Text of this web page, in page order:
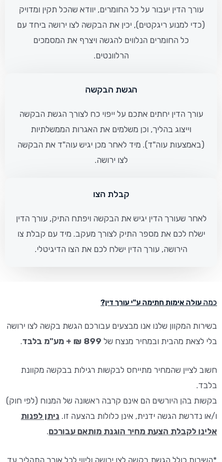
עורך הדין יעבור על כל החומרים, יוודא שהכל תקין ומדויק
(כדי למנוע ריגקטים), יכין את הבקשה לצו ירושה ביחד עם
כל החומרים הנלווים להגשה ויצרף את המסמכים
הרלוונטים.
הגשת הבקשה
עורך הדין יחתים אתכם על ייפוי כח לצורך הגשת הבקשה
וייצוג בהליך, וכן משלמים את האגרות הממשלתיות
(באמצעות עוה"ד). מיד לאחר מכן יגיש עוה"ד את הבקשה
לצו ירושה.
קבלת הצו
לאחר שעורך הדין יגיש את הבקשה ויפתח התיק, עורך הדין
ישלח לכם את מספר התיק לצורך מעקב. מיד עם קבלת צו
הירושה, עורך הדין ישלח לכם את הצו הדיגיטלי.
כמה עולה אימות חתימה ע"י עורך דין?
בשירות המקוון שלנו אנו מבצעים עבורכם הגשת בקשה לצו ירושה
בלי לצאת מהבית ובמחיר מנצח של 899 ₪ + מע"מ בלבד .
חשוב לציין שהמחיר מתייחס לבקשות רגילות בבקשה מקוונת
בלבד.
בקשות בהן היורשים הם אינם קרבה ראשונה של המנוח (לפי חוק)
ו/או נדרשת הגשה ידנית, אינן כלולות בהצעה זו. ניתן לפנות
אלינו לקבלת הצעת מחיר הוגנת מותאם עבורכם.